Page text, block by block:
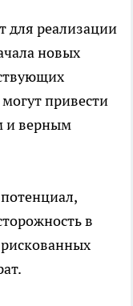
для реализации
новых
привести
и верным
в